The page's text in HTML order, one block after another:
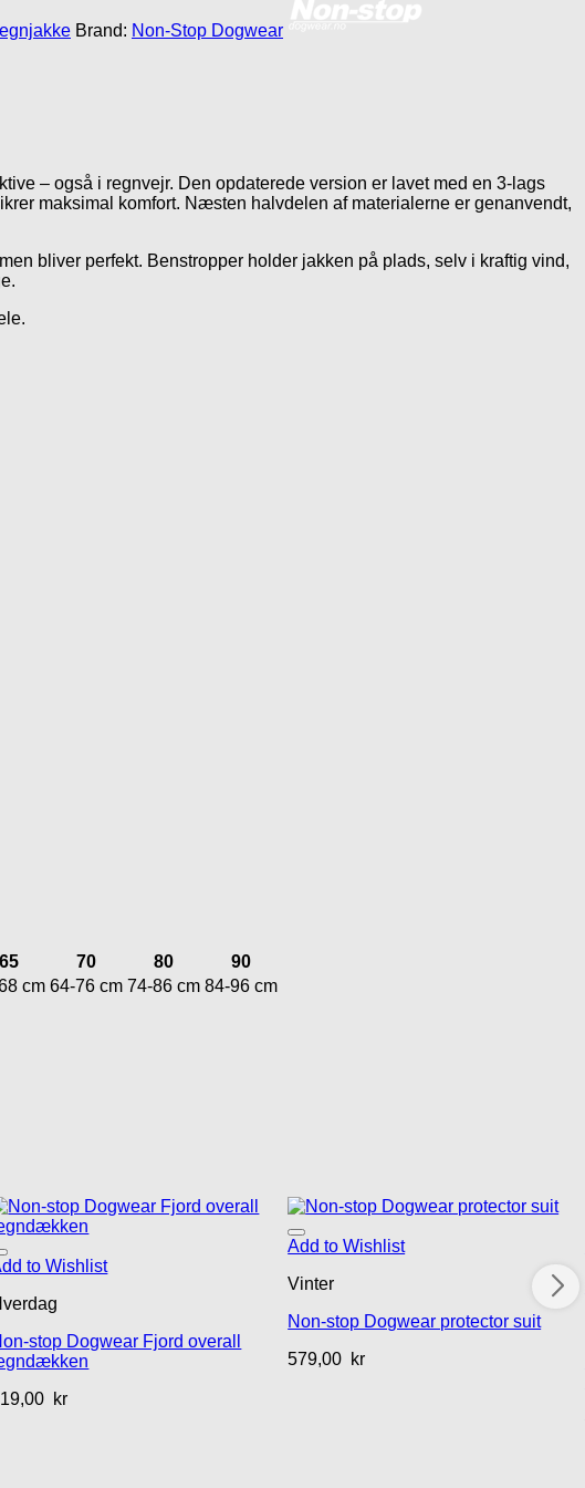
Brand: Non-Stop Dogwear
– også i regnvejr. Den opdaterede version er lavet med en 3-lags
maksimal komfort. Næsten halvdelen af materialerne er genanvendt,
bliver perfekt. Benstropper holder jakken på plads, selv i kraftig vind,
65 70 80
90
cm 64-76 cm 74-86 cm 84-96 cm
to Wishlist
stop Dogwear Fjord overall
kr
Add to Wishlist
Vinter
Non-stop Dogwear protector suit
579,00 kr